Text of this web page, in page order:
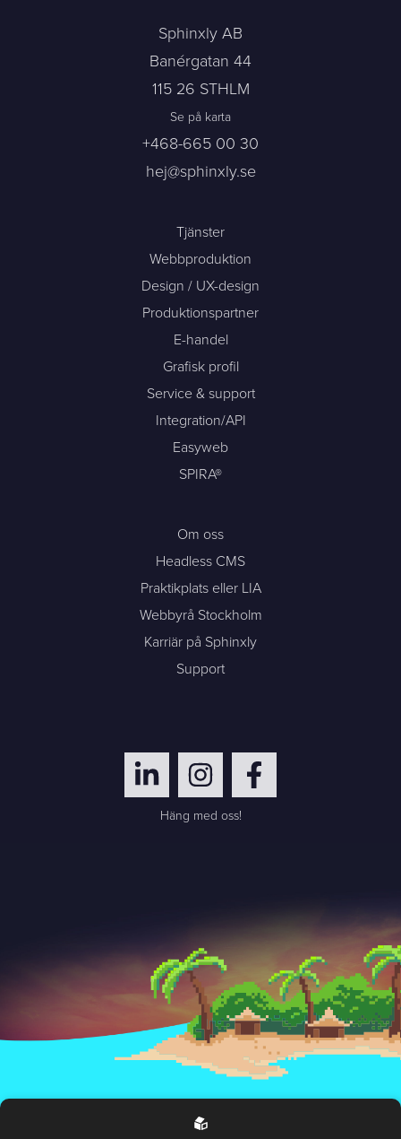
Sphinxly AB
Banérgatan 44
115 26 STHLM
Se på karta
+468-665 00 30
hej@sphinxly.se
Tjänster
Webbproduktion
Design / UX-design
Produktionspartner
E-handel
Grafisk profil
Service & support
Integration/API
Easyweb
SPIRA®
Om oss
Headless CMS
Praktikplats eller LIA
Webbyrå Stockholm
Karriär på Sphinxly
Support
Häng med oss!
Hantering av personuppgifter